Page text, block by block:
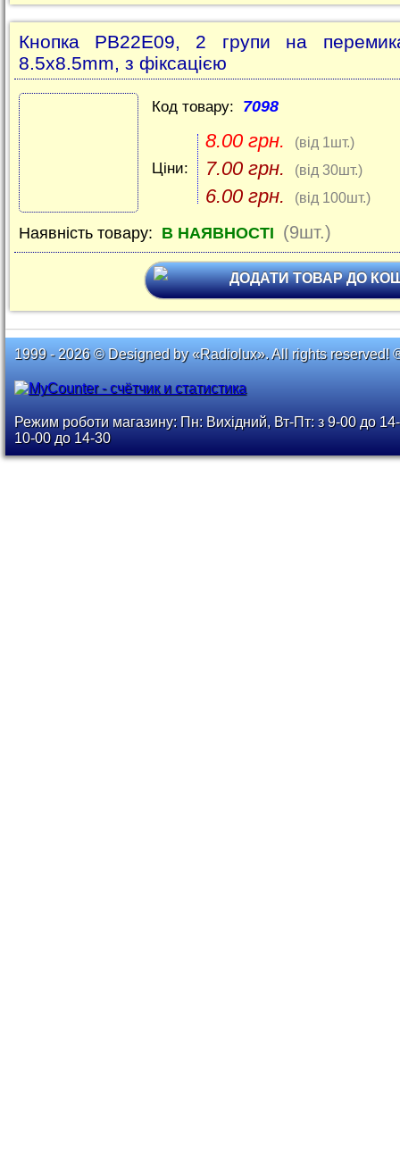
Кнопка PB22E09, 2 групи на
8.5х8.5mm, з фіксацією
Код товару: 7098
Ціни:
8.00 грн. (від 1шт.)
7.00 грн. (від 30шт.)
6.00 грн. (від 100шт.)
Наявність товару: В НАЯВНОСТІ (9шт.)
ДОДАТИ ТОВАР ДО
1999 - 2026 © Designed by «Radiolux». All rights reserved!
Режим роботи магазину: Пн: Вихідний, Вт-Пт: з 9-00 до
10-00 до 14-30